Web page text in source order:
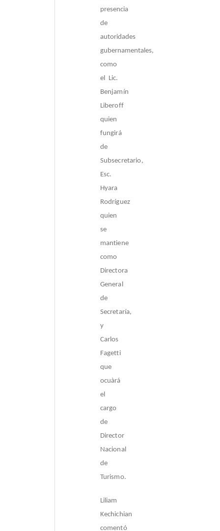
presencia
de
autoridades
gubernamentales,
como
el Lic.
Benjamín
Liberoff
quien
fungirá
de
Subsecretario,
Esc.
Hyara
Rodríguez
quien
se
mantiene
como
Directora
General
de
Secretaría,
y
Carlos
Fagetti
que
ocuàrá
el
cargo
de
Director
Nacional
de
Turismo.
Liliam
Kechichian
comentó